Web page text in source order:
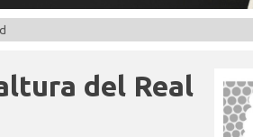
del Real